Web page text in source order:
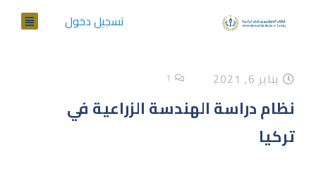
تسجيل دخول
يناير 6, 2021 1
نظام دراسة الهندسة الزراعية في
تركيا